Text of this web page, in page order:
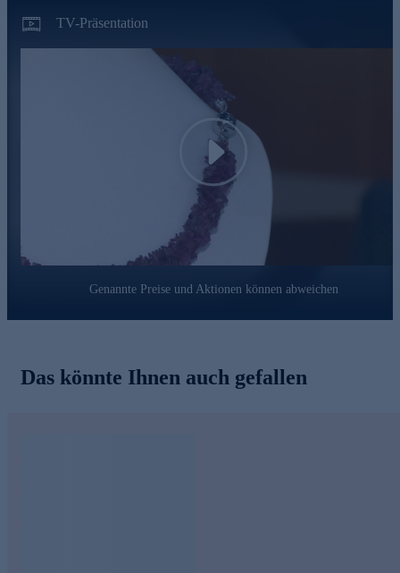
TV-Präsentation
Play
Genannte Preise und Aktionen können abweichen
Das könnte Ihnen auch gefallen